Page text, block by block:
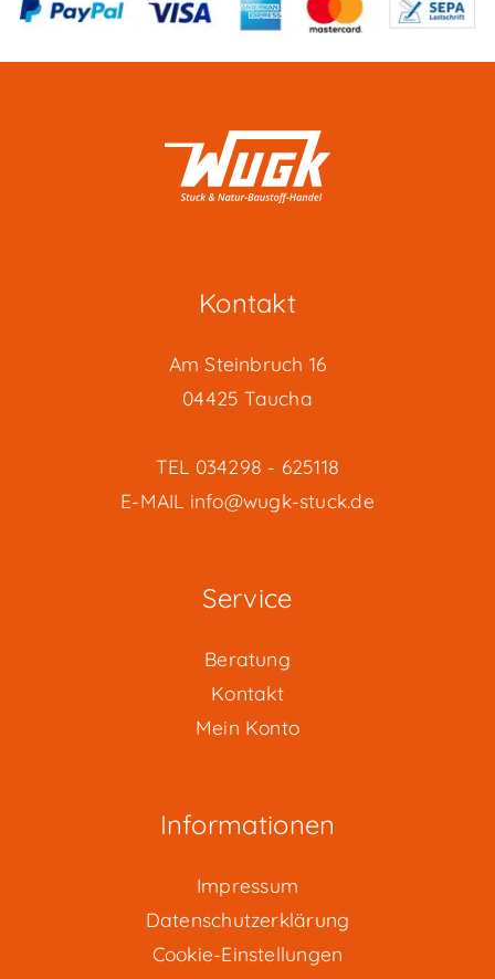
der
Kontakt
Am Steinbruch 16
04425 Taucha
TEL 034298 - 625118
E-MAIL info@wugk-stuck.de
Service
Beratung
Kontakt
Mein Konto
Informationen
Impressum
Datenschutzerklärung
Cookie-Einstellungen